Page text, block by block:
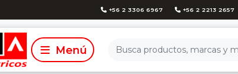
+56 2 3306 6967 +56 2 2213 2657